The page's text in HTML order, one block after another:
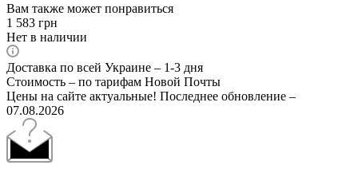
Вам также может понравиться
1 583 грн
Нет в наличии
Доставка по всей Украине – 1-3 дня
Стоимость – по тарифам Новой Почты
Цены на сайте актуальные! Последнее обновление –
07.08.2026